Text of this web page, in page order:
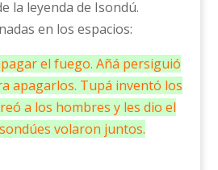
la leyenda de Isondú.
en los espacios:
el fuego. Añá persiguió
apagarlos. Tupá inventó los
a los hombres y les dio el
volaron juntos.